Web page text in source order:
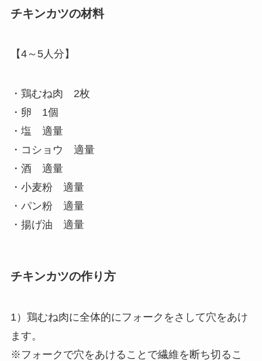
チキンカツの材料
【4～5人分】
・鶏むね肉 2枚
・卵 1個
・塩 適量
・コショウ 適量
・酒 適量
・小麦粉 適量
・パン粉 適量
・揚げ油 適量
チキンカツの作り方
1）鶏むね肉に全体的にフォークをさして穴をあけ
ます。
※フォークで穴をあけることで繊維を断ち切るこ